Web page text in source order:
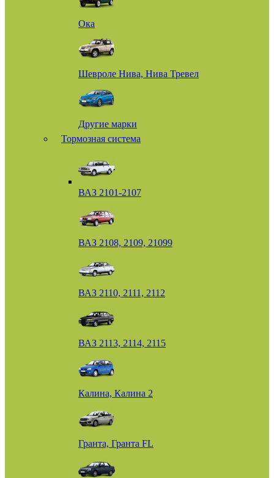
Ока
Шевроле Нива, Нива Тревел
Другие марки
Тормозная система
ВАЗ 2101-2107
ВАЗ 2108, 2109, 21099
ВАЗ 2110, 2111, 2112
ВАЗ 2113, 2114, 2115
Калина, Калина 2
Гранта, Гранта FL